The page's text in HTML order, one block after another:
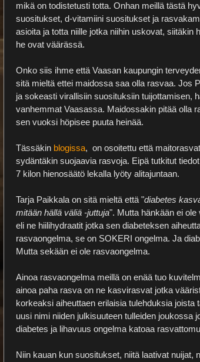
mikä on todistetusti totta. Onhan meillä tästä
suositukset, d-vitamiini suositukset ja
asioita ja totta niille jotka niihin uskovat, siitäkin
he ovat väärässä.
Onko siis ihme että Vaasan kaupungin
sitä mieltä ettei maidossa saa olla rasvaa. Jos
ja sokeasti virallisiin suosituksiin tuijottamisen,
vanhemmat Vaasassa. Maidossakin pitää olla
sen vuoksi höpisee puuta heinää.
Tässäkin blogissa, on osoitettu että
sydäntäkin suojaavia rasvoja. Eipä tutkitut
7 kilon hienosäätö lekalla lyöty alitajuntaan.
Tarja Paikkala on sitä mieltä että "diabetes
mitään hällä väliä -juttuja". Mutta hänkään ei
eli ne hiilihydraatit jotka sen diabeteksen
rasvaongelma, se on SOKERI ongelma. Ja
Mutta sekään ei ole rasvaongelma.
Ainoa rasvaongelma meillä on enää tuo
ainoa paha rasva on ne kasvirasvat jotka
korkeaksi aiheuttaen erilaisia tulehduksia
uusi nimi niiden julkisuuteen tulleiden joukossa
diabetes ja lihavuus ongelma katoaa
Niin kauan kun suositukset, niitä laativat nuijat,